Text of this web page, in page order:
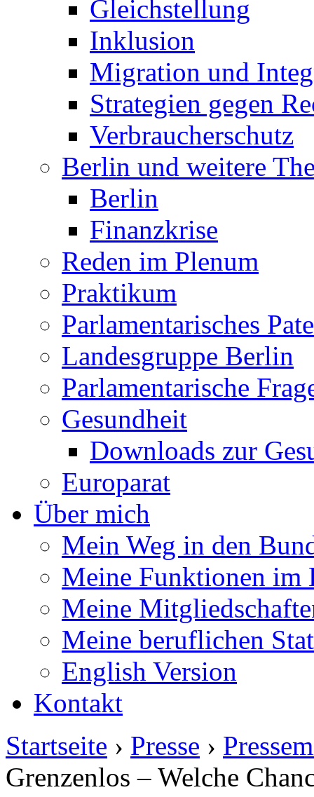
Gleichstellung
Inklusion
Migration und
Strategien gegen
Verbraucherschutz
Berlin und weitere
Berlin
Finanzkrise
Reden im Plenum
Praktikum
Parlamentarisches
Landesgruppe Berlin
Parlamentarische
Gesundheit
Downloads zur
Europarat
Über mich
Mein Weg in den
Meine Funktionen im
Meine
Meine beruflichen
English Version
Kontakt
Startseite › Presse ›
Grenzenlos – Welche